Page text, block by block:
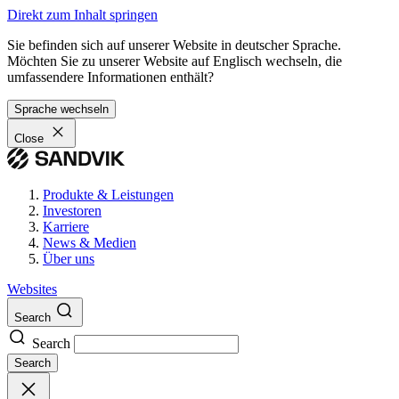
Direkt zum Inhalt springen
Sie befinden sich auf unserer Website in deutscher Sprache.
Möchten Sie zu unserer Website auf Englisch wechseln, die
umfassendere Informationen enthält?
Sprache wechseln
Close
Produkte & Leistungen
Investoren
Karriere
News & Medien
Über uns
Websites
Search
Search
Search